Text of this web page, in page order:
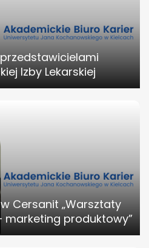
Izby Lekarskiej
Cersanit „Warsztaty
marketing produktowy”